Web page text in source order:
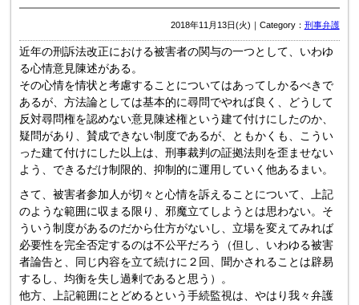
2018年11月13日(火)｜Category： 刑事弁護
近年の刑訴法改正における被害者の関与の一つとして、いわゆ
る心情意見陳述がある。
その心情を情状と考慮することについてはあってしかるべきで
あるが、方法論としては基本的に尋問でやれば良く、どうして
反対尋問権を認めない意見陳述権という建て付けにしたのか、
疑問があり、賛成できない制度であるが、ともかくも、こうい
った建て付けにした以上は、刑事裁判の証拠法則を歪ませない
よう、できるだけ制限的、抑制的に運用していく他あるまい。
さて、被害者参加人が切々と心情を訴えることについて、上記
のような範囲に収まる限り、邪魔立てしようとは思わない。そ
ういう制度があるのだから仕方がないし、立場を変えてみれば
必要性を完全否定するのは不公平だろう（但し、いわゆる被害
者論告と、同じ内容を立て続けに２回、聞かされることは辟易
するし、均衡を失し過剰であると思う）。
他方、上記範囲にとどめるという手続監視は、やはり我々弁護